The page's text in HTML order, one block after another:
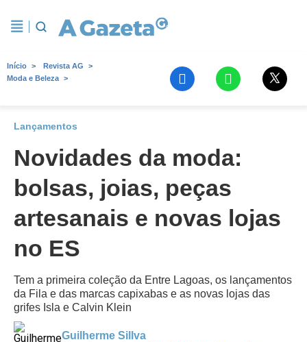
Início
Revista AG
Moda e Beleza
Lançamentos
Novidades da moda:
bolsas, joias, peças
artesanais e novas lojas
no ES
Tem a primeira coleção da Entre Lagoas, os lançamentos
da Fila e das marcas capixabas e as novas lojas das
grifes Isla e Calvin Klein
Guilherme Sillva